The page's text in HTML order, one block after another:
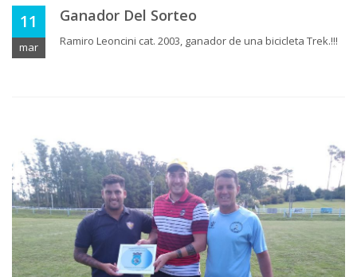
11
mar
Ganador Del Sorteo
Ramiro Leoncini cat. 2003, ganador de una bicicleta Trek.!!!